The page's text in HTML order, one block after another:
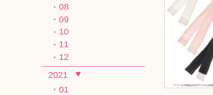
08
09
10
11
12
2021
01